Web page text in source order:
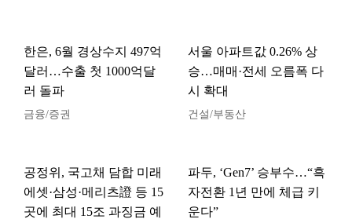
한은, 6월 경상수지 497억
달러…수출 첫 1000억달
러 돌파
금융/증권
서울 아파트값 0.26% 상
승…매매·전세 오름폭 다
시 확대
건설/부동산
공정위, 국고채 담합 미래
에셋·삼성·메리츠證 등 15
곳에 최대 15조 과징금 예
파두, ‘Gen7’ 승부수…“흑
자전환 1년 만에 체급 키
운다”